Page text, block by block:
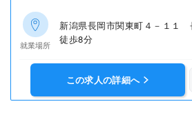
就業場所
新潟県長岡市関東町４－１
徒歩8分
この求人の詳細へ